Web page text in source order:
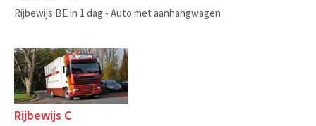
Rijbewijs BE in 1 dag - Auto met aanhangwagen
Rijbewijs C